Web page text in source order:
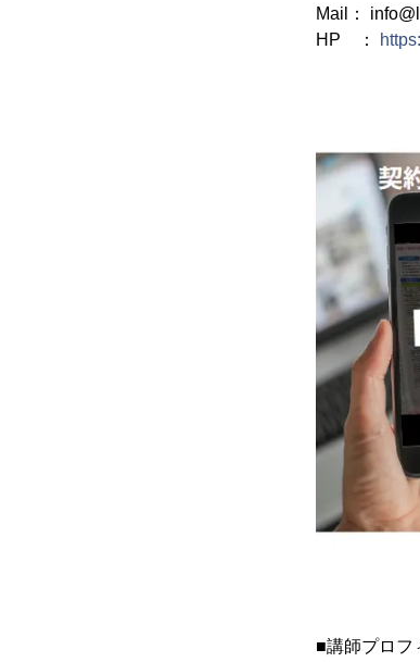
Mail：
HP ：
■講師プロフ